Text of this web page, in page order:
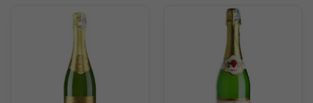
độ phổ biến
thấp đến cao
cao đến thấp